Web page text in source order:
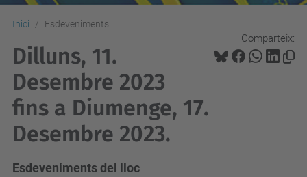
Inici Esdeveniments
Comparteix:
Dilluns, 11.
Desembre 2023
fins a Diumenge, 17.
Desembre 2023.
Esdeveniments del lloc